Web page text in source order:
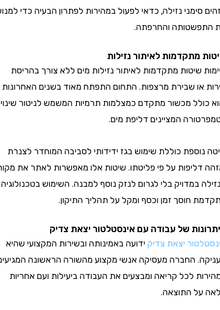
נזילה, כדאי לפעול במהירות לפתרון הבעיה כדי למנוע
והחרפתה.
לאיתור נזילות
שיטות מתקדמות לאיתור נזילות מים ללא צורך בהריסת
שבירת מרצפות. התחום התפתח מאוד בשנים האחרונות
מכשור מתקדם כמצלמות תרמיות המשמש לניטור שינויים
המציינים דליפת מים.
כוללת שימוש בגז ידידותי לסביבה המוחדר לצנרת
על פי פליטתו. שיטות אלו מאפשרות לאתר את מקור
במדויק בלי לגרום לנזק נוסף למבנה. השימוש בטכנולוגיה
חוסך זמן וכסף ומקל על תהליך התיקון.
של עבודה עם אינסטלטור יצאת צדיק
יצאת צדיק ידועה באמינותה ובשירות המקצועי שהיא
החברה מעסיקה אנשי מקצוע מהשורה הראשונה המגיעים
לכל קריאה ומבצעים את העבודה ביעילות ועם אחריות
התוצאה.